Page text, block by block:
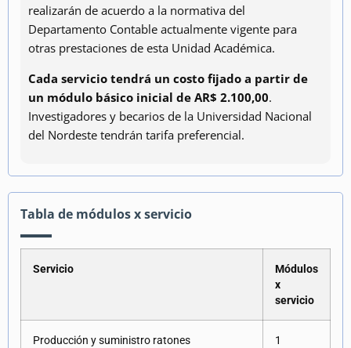
realizarán de acuerdo a la normativa del
Departamento Contable actualmente vigente para
otras prestaciones de esta Unidad Académica.
Cada servicio tendrá un costo fijado a partir de
un módulo básico inicial de AR$ 2.100,00.
Investigadores y becarios de la Universidad Nacional
del Nordeste tendrán tarifa preferencial.
Tabla de módulos x servicio
Servicio
Módulos
x
servicio
Producción y suministro ratones
1